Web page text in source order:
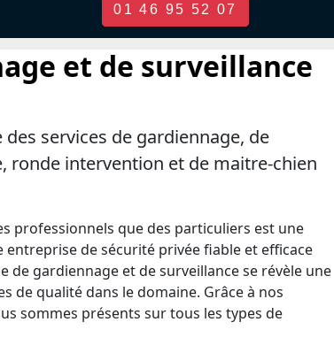
01 46 95 52 07
et de surveillance
services de gardiennage, de
ronde intervention et de maitre-chien
professionnels que des particuliers est une
de sécurité privée fiable et efficace
de gardiennage et de surveillance se révèle une
de qualité dans le domaine. Grâce à nos
sommes présents sur tous les types de